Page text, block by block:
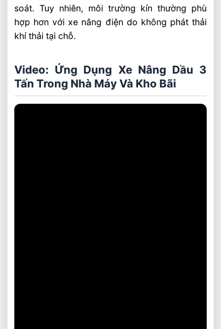
soát. Tuy nhiên, môi trường kín thường phù
hợp hơn với xe nâng điện do không phát thải
khí thải tại chỗ.
Video: Ứng Dụng Xe Nâng Dầu 3
Tấn Trong Nhà Máy Và Kho Bãi